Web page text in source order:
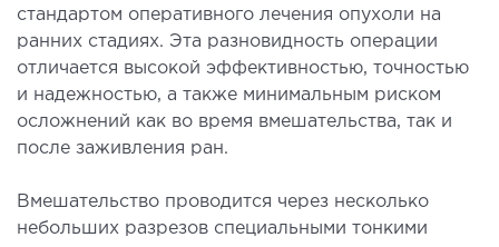
хирургия в клинике
стационар
стационар
транспортировка в Киеве и
стандартом оперативного лечения опухоли на
ранних стадиях. Эта разновидность операции
отличается высокой эффективностью, точностью
и надежностью, а также минимальным риском
осложнений как во время вмешательства, так и
после заживления ран.
Вмешательство проводится через несколько
небольших разрезов специальными тонкими